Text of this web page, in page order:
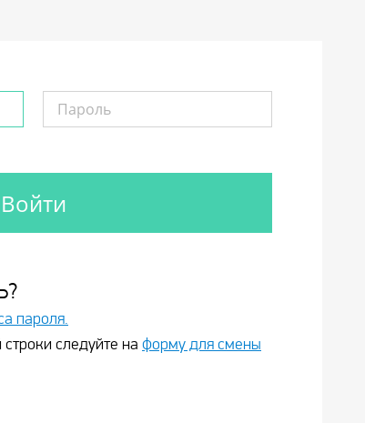
пароля.
следуйте на форму для смены